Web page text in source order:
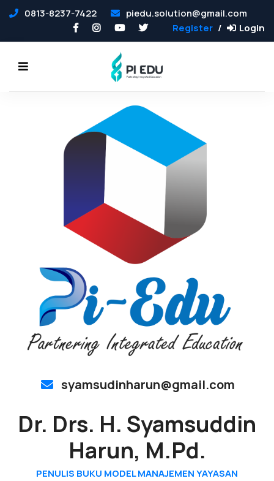
0813-8237-7422
piedu.solution@gmail.com
Register
Login
syamsudinharun@gmail.com
Dr. Drs. H. Syamsuddin
Harun, M.Pd.
PENULIS BUKU MODEL MANAJEMEN YAYASAN